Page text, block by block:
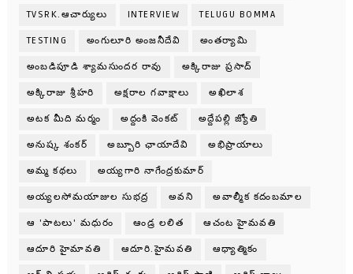
TVSRK.ఆచార్యులు INTERVIEW TELUGU BOMMA
TESTING అంగులూరి అంజనీదేవి అంతర్యామి
అంబడిపూడి శ్యామసుందర రావు అక్కిరాజు ప్రసాద్
అక్కిరాజు శ్రీహరి అక్షరాల గవాక్షాలు అఖిలాశ
అటక మీది మర్మం అద్దంకి వెంకట్ అద్దేపల్లి జ్యోతి
అనుష్క శంకర్ అబ్బూరి ఛాయాదేవి అభిప్రాయాలు
అమ్మ కథలు అయ్యగారి నాగేంద్రకుమార్
అయ్యలసోమయాజుల సుభద్ర అవని అవాల్మీక కదంబమాల
ఆ 'పాటలు' మధురం ఆండ్ర లలిత ఆచంట హైమవతి
ఆదూరి హైమావతి ఆదూరి.హైమవతి ఆధ్యాత్మికం